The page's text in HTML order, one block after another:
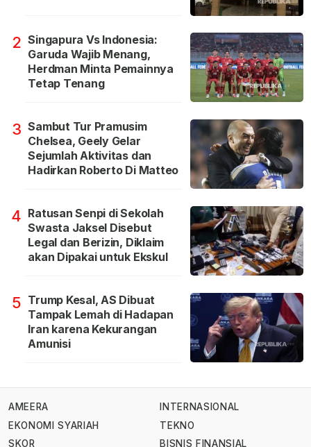
2 Singapura Vs Indonesia:
Garuda Wajib Menang,
Herdman Minta Pemainnya
Tetap Tenang
3 Sambut Tur Pramusim
Chelsea, Geely Gelar
Sejumlah Aktivitas dan
Hadirkan Roberto Di Matteo
4 Ratusan Senpi di Sekolah
Swasta Jaksel Disebut
Legal dan Berizin, Diklaim
akan Dipakai untuk Ekskul
5 Trump Kesal, AS Dibuat
Tampak Lemah di Hadapan
Iran karena Kekurangan
Amunisi
AMEERA
EKONOMI SYARIAH
SKOR
INTERNASIONAL
TEKNO
BISNIS FINANSIAL